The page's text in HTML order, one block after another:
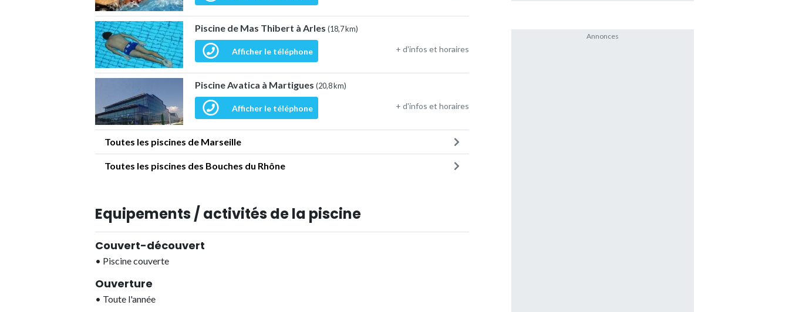
Piscine de Mas Thibert à Arles (18,7 km)
Afficher le téléphone + d'infos et horaires
Piscine Avatica à Martigues (20,8 km)
Afficher le téléphone + d'infos et horaires
Toutes les piscines de Marseille
Toutes les piscines des Bouches du Rhône
Equipements / activités de la piscine
Couvert-découvert
• Piscine couverte
Ouverture
• Toute l'année